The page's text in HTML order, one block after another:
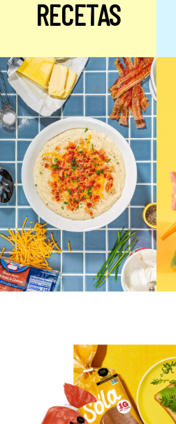
Alulosa
Eritritol
RECETAS